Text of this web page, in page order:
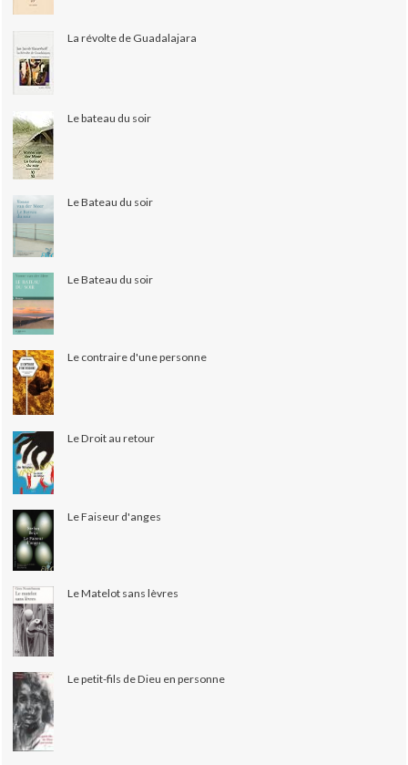
La révolte de Guadalajara
Le bateau du soir
Le Bateau du soir
Le Bateau du soir
Le contraire d'une personne
Le Droit au retour
Le Faiseur d'anges
Le Matelot sans lèvres
Le petit-fils de Dieu en personne